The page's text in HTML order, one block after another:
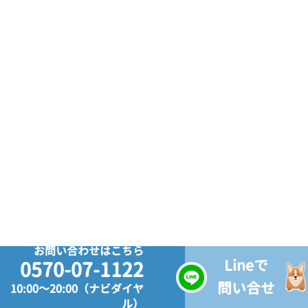
お問い合わせはこちら
0570-07-1122
10:00～20:00（ナビダイヤ
ル）
Lineで
問い合せ